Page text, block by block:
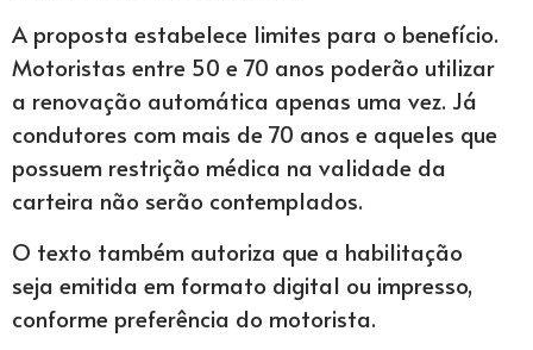
A proposta estabelece limites para o benefício.
Motoristas entre 50 e 70 anos poderão utilizar
a renovação automática apenas uma vez. Já
condutores com mais de 70 anos e aqueles que
possuem restrição médica na validade da
carteira não serão contemplados.
O texto também autoriza que a habilitação
seja emitida em formato digital ou impresso,
conforme preferência do motorista.